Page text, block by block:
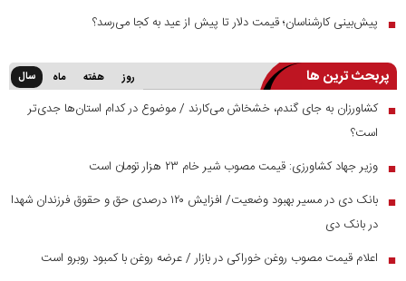
■ پیش‌بینی کارشناسان؛ قیمت دلار تا پیش از عید به کجا می‌رسد؟
پربحث ترین ها روز هفته ماه سال
■ کشاورزان به جای گندم، خشخاش می‌کارند / موضوع در کدام استان‌ها جدی‌تر
است؟
■ وزیر جهاد کشاورزی: قیمت مصوب شیر خام ۲۳ هزار تومان است
■
بانک دی در مسیر بهبود وضعیت/ افزایش ۱۲۰ درصدی حق و حقوق فرزندان شهدا
در بانک دی
■ اعلام قیمت مصوب روغن خوراکی در بازار / عرضه روغن با کمبود روبرو است